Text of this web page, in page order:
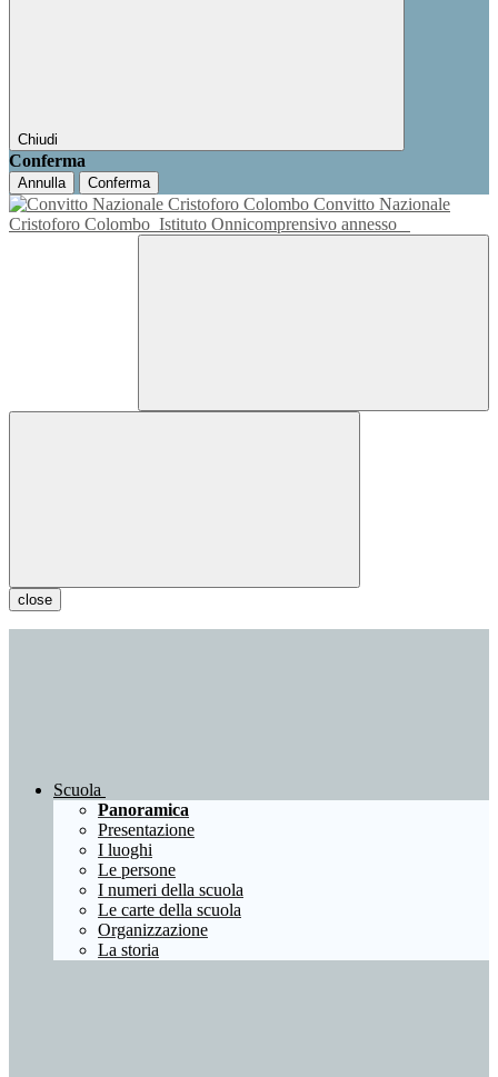
Chiudi
Conferma
Annulla Conferma
Convitto Nazionale
Cristoforo Colombo Istituto Onnicomprensivo annesso
close
Scuola
Panoramica
Presentazione
I luoghi
Le persone
I numeri della scuola
Le carte della scuola
Organizzazione
La storia